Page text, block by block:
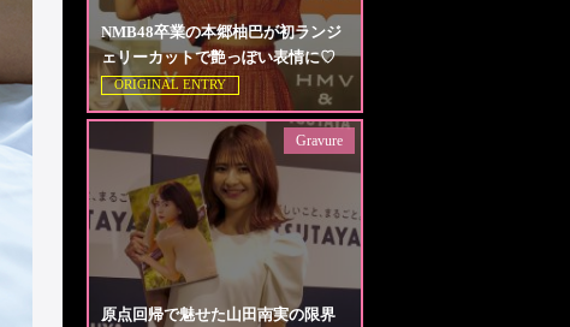
NMB48卒業の本郷柚巴が初ランジ
ェリーカットで艶っぽい表情に♡
ORIGINAL ENTRY
原点回帰で魅せた山田南実の限界
Gravure